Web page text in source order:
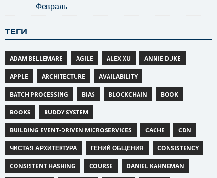
Февраль
ТЕГИ
ADAM BELLEMARE AGILE ALEX XU ANNIE DUKE
APPLE ARCHITECTURE AVAILABILITY
BATCH PROCESSING BIAS BLOCKCHAIN BOOK
BOOKS BUDDY SYSTEM
BUILDING EVENT-DRIVEN MICROSERVICES CACHE CDN
ЧИСТАЯ АРХИТЕКТУРА ГЕНИЙ ОБЩЕНИЯ CONSISTENCY
CONSISTENT HASHING COURSE DANIEL KAHNEMAN